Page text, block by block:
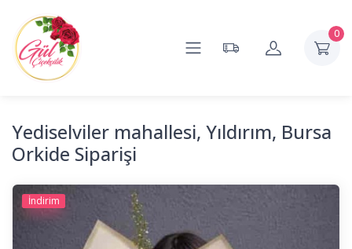
0
Yediselviler mahallesi, Yıldırım, Bursa
Orkide Siparişi
İndirim